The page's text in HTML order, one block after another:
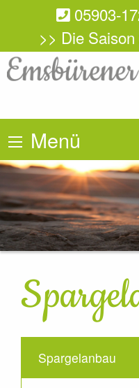
05903-
>> Die
Menü
Spargelanbau